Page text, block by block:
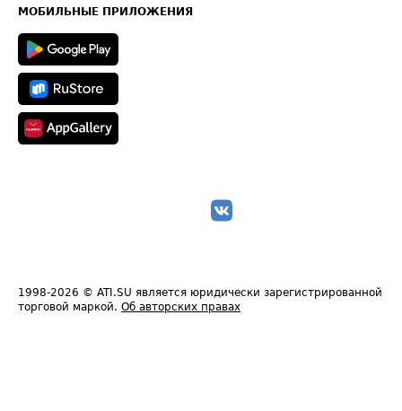
Техническая информация
МОБИЛЬНЫЕ ПРИЛОЖЕНИЯ
1998-2026 © ATI.SU является юридически зарегистрированной
торговой маркой. Об авторских правах